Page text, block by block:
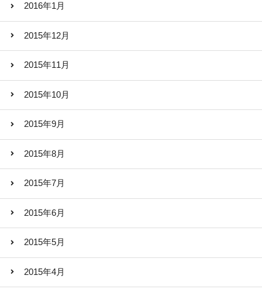
2016年1月
2015年12月
2015年11月
2015年10月
2015年9月
2015年8月
2015年7月
2015年6月
2015年5月
2015年4月